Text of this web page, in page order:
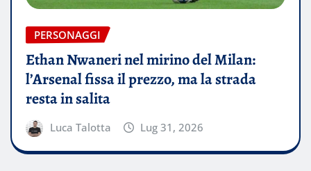
PERSONAGGI
Ethan Nwaneri nel mirino del Milan:
l’Arsenal fissa il prezzo, ma la strada
resta in salita
Luca Talotta Lug 31, 2026